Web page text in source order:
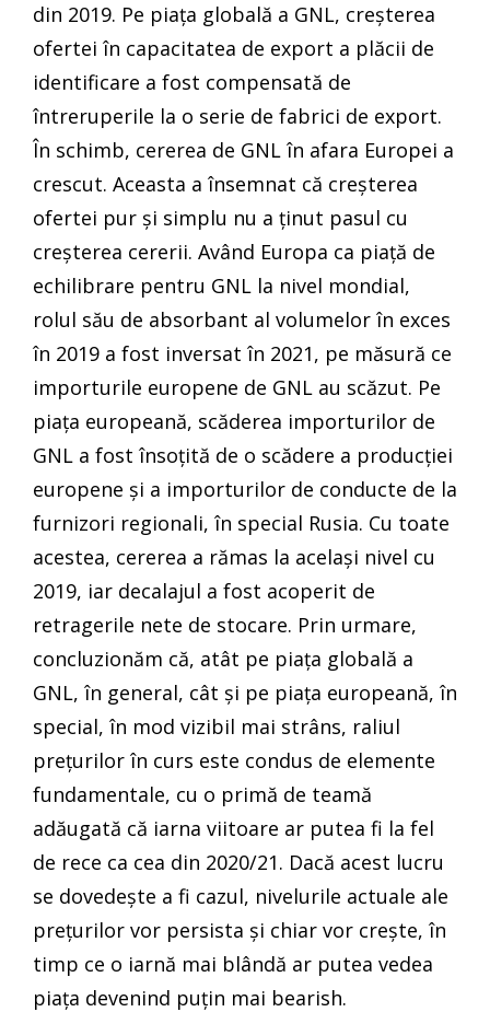
din 2019. Pe piața globală a GNL, creșterea
ofertei în capacitatea de export a plăcii de
identificare a fost compensată de
întreruperile la o serie de fabrici de export.
În schimb, cererea de GNL în afara Europei a
crescut. Aceasta a însemnat că creșterea
ofertei pur și simplu nu a ținut pasul cu
creșterea cererii. Având Europa ca piață de
echilibrare pentru GNL la nivel mondial,
rolul său de absorbant al volumelor în exces
în 2019 a fost inversat în 2021, pe măsură ce
importurile europene de GNL au scăzut. Pe
piața europeană, scăderea importurilor de
GNL a fost însoțită de o scădere a producției
europene și a importurilor de conducte de la
furnizori regionali, în special Rusia. Cu toate
acestea, cererea a rămas la același nivel cu
2019, iar decalajul a fost acoperit de
retragerile nete de stocare. Prin urmare,
concluzionăm că, atât pe piața globală a
GNL, în general, cât și pe piața europeană, în
special, în mod vizibil mai strâns, raliul
prețurilor în curs este condus de elemente
fundamentale, cu o primă de teamă
adăugată că iarna viitoare ar putea fi la fel
de rece ca cea din 2020/21. Dacă acest lucru
se dovedește a fi cazul, nivelurile actuale ale
prețurilor vor persista și chiar vor crește, în
timp ce o iarnă mai blândă ar putea vedea
piața devenind puțin mai bearish.